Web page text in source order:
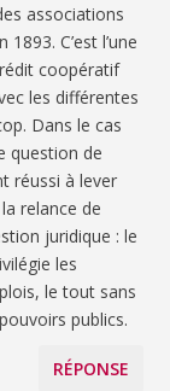
associations
C’est l’une
coopératif
les différentes
Dans le cas
question de
réussi à lever
relance de
juridique : le
les
le tout sans
publics.
RÉPONSE